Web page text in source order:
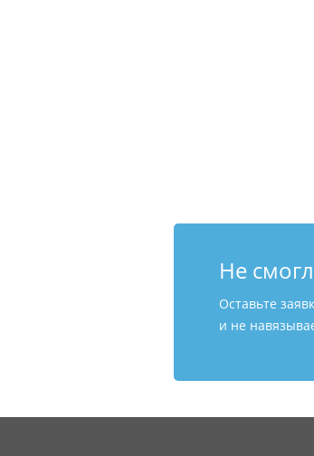
Не
Оставьте
и не